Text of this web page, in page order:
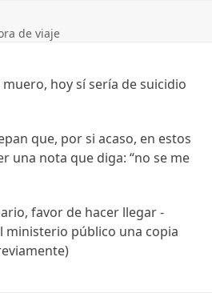
de viaje
hoy sí sería de suicidio
que, por si acaso, en estos
una nota que diga: “no se me
favor de hacer llegar -
ministerio público una copia